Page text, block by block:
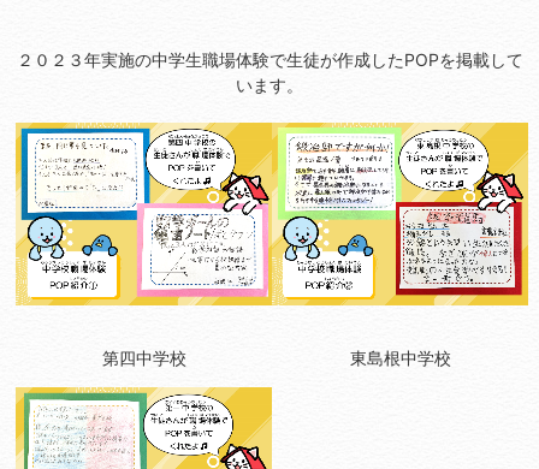
２０２３年実施の中学生職場体験で生徒が作成したPOPを掲載して
います。
第四中学校 東島根中学校